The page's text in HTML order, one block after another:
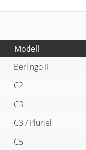
Modell
Berlingo II
C2
C3
C3 / Pluriel
C5